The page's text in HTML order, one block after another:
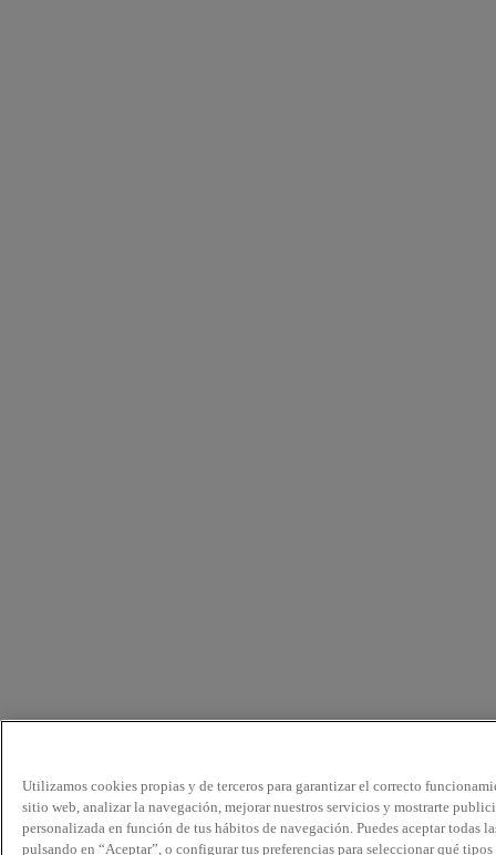
Utilizamos cookies propias y de terceros para garantizar el correcto
sitio web, analizar la navegación, mejorar nuestros servicios y mostrarte
personalizada en función de tus hábitos de navegación. Puedes aceptar todas
pulsando en “Aceptar”, o configurar tus preferencias para seleccionar qué tipos